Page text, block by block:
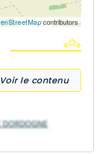
contributors
Voir le contenu